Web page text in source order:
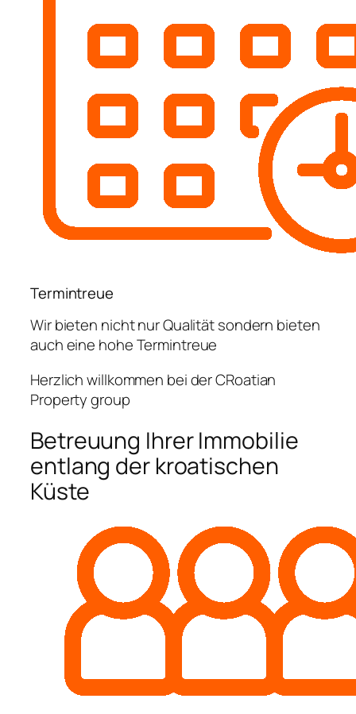
Termintreue
Wir bieten nicht nur Qualität sondern bieten
auch eine hohe Termintreue
Herzlich willkommen bei der CRoatian
Property group
Betreuung Ihrer Immobilie
entlang der kroatischen
Küste